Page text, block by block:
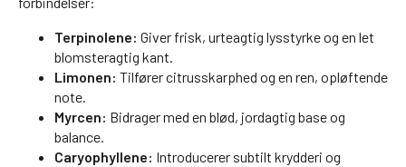
Terpinolene: Giver frisk, urteagtig lysstyrke og en let
blomsteragtig kant.
Limonen: Tilfører citrusskarphed og en ren, opløftende
note.
Myrcen: Bidrager med en blød, jordagtig base og
balance.
Caryophyllene: Introducerer subtilt krydderi og